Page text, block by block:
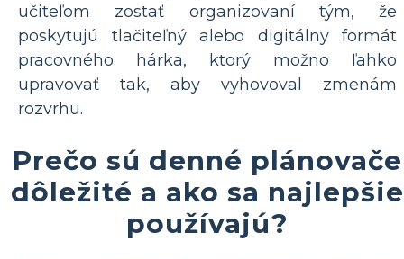
učiteľom zostať organizovaní tým, že
poskytujú tlačiteľný alebo digitálny formát
pracovného hárka, ktorý možno ľahko
upravovať tak, aby vyhovoval zmenám
rozvrhu.
Prečo sú denné plánovače
dôležité a ako sa najlepšie
používajú?